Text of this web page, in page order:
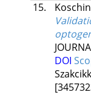
15.
DOI